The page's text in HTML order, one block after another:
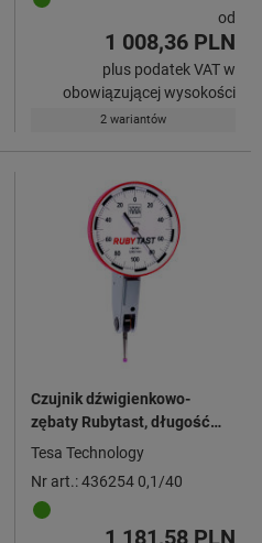
od
1 008,36 PLN
plus podatek VAT w
obowiązującej wysokości
2 wariantów
Czujnik dźwigienkowo-
zębaty Rubytast, długość
dźwigni 12,5 mm z kulką
rubinową, zakres wskazań w
każdym kierunku / ⌀
obudowy: 0,1/40mm
Tesa Technology
Nr art.: 436254 0,1/40
1 181,58 PLN